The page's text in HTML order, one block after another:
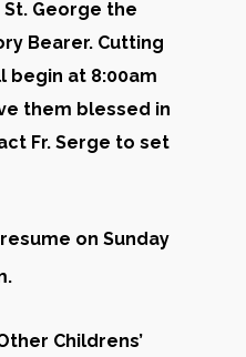
George the
Bearer. Cutting
begin at 8:00am
them blessed in
Fr. Serge to set
on Sunday
Childrens’